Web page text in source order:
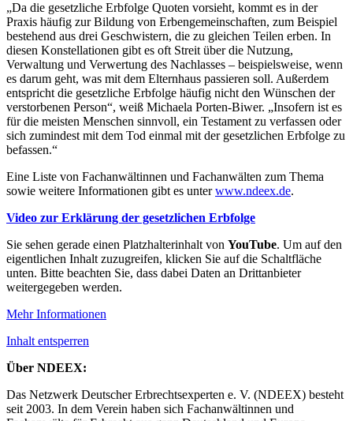
„Da die gesetzliche Erbfolge Quoten vorsieht, kommt es in der
Praxis häufig zur Bildung von Erbengemeinschaften, zum Beispiel
bestehend aus drei Geschwistern, die zu gleichen Teilen erben. In
diesen Konstellationen gibt es oft Streit über die Nutzung,
Verwaltung und Verwertung des Nachlasses – beispielsweise, wenn
es darum geht, was mit dem Elternhaus passieren soll. Außerdem
entspricht die gesetzliche Erbfolge häufig nicht den Wünschen der
verstorbenen Person“, weiß Michaela Porten-Biwer. „Insofern ist es
für die meisten Menschen sinnvoll, ein Testament zu verfassen oder
sich zumindest mit dem Tod einmal mit der gesetzlichen Erbfolge zu
befassen.“
Eine Liste von Fachanwältinnen und Fachanwälten zum Thema
sowie weitere Informationen gibt es unterwww.ndeex.de.
Video zur Erklärung der gesetzlichen Erbfolge
Sie sehen gerade einen Platzhalterinhalt von YouTube. Um auf den
eigentlichen Inhalt zuzugreifen, klicken Sie auf die Schaltfläche
unten. Bitte beachten Sie, dass dabei Daten an Drittanbieter
weitergegeben werden.
Mehr Informationen
Inhalt entsperren
Über NDEEX:
Das Netzwerk Deutscher Erbrechtsexperten e. V. (NDEEX) besteht
seit 2003. In dem Verein haben sich Fachanwältinnen und